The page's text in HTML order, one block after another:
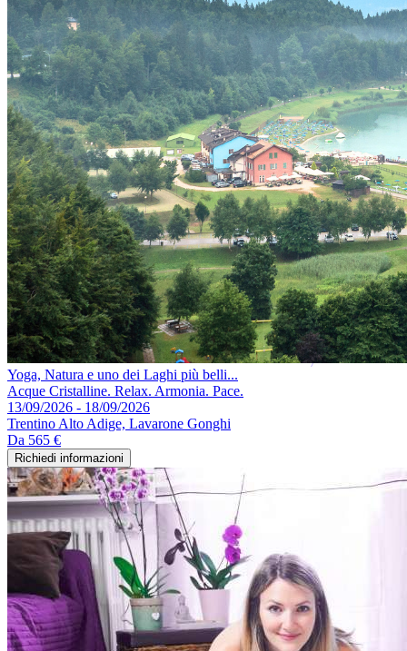
Yoga, Natura e uno dei Laghi più belli...
Acque Cristalline. Relax. Armonia. Pace.
13/09/2026 - 18/09/2026
Trentino Alto Adige, Lavarone Gonghi
Da 565 €
Richiedi informazioni